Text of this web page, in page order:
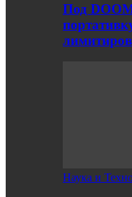
Под
Наука и